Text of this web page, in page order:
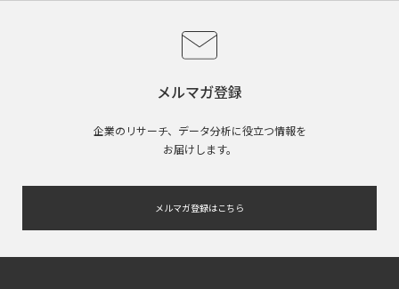
メルマガ登録
企業のリサーチ、データ分析に役立つ情報を
お届けします。
メルマガ登録はこちら